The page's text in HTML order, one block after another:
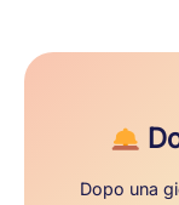
Dopo una